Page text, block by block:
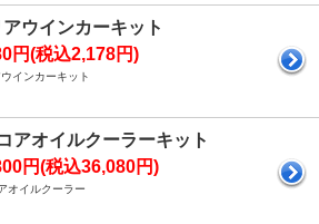
アウインカーキット
円(税込2,178円)
インカーキット
アオイルクーラーキット
円(税込36,080円)
オイルクーラー